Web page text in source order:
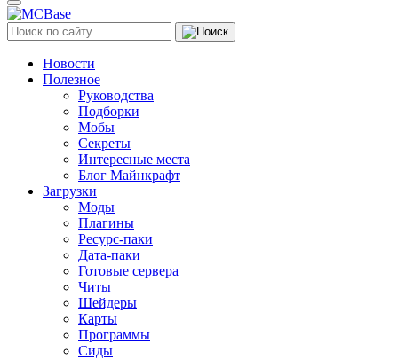
Новости
Полезное
Руководства
Подборки
Мобы
Секреты
Интересные места
Блог Майнкрафт
Загрузки
Моды
Плагины
Ресурс-паки
Дата-паки
Готовые сервера
Читы
Шейдеры
Карты
Программы
Сиды